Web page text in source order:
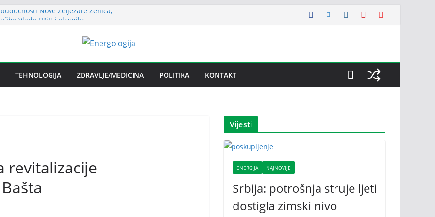
Nove Željezare Zenica,
može izazvati bolne napade
Zenica: moguće donošenje odluke
TEHNOLOGIJA ZDRAVLJE/MEDICINA POLITIKA KONTAKT
revitalizacije
Vijesti
ENERGIJA NAJNOVIJE
Srbija: potrošnja struje ljeti
dostigla zimski nivo